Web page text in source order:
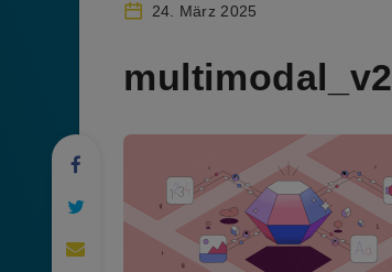
24. März 2025
multimodal_v2